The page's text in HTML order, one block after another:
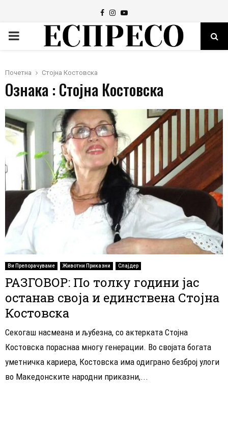
Facebook
Instagram
Youtube
PRIMARY
Почетна Стојна Костовска
Ознака : Стојна Костовска
Ви Препорачуваме Животни Приказни Слајдер
РАЗГОВОР: По толку години јас
останав своја и единствена Стојна
Костовска
Секогаш насмеана и љубезна, со актерката Стојна
Костовска пораснаа многу генерации. Во својата богата
уметничка кариера, Костовска има одиграно безброј улоги
во Македонските народни приказни,...